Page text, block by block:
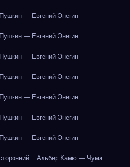
— Евгений Онегин
— Евгений Онегин
— Евгений Онегин
— Евгений Онегин
— Евгений Онегин
— Евгений Онегин
— Евгений Онегин
Альбер Камю — Чума